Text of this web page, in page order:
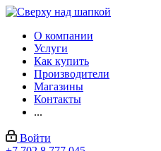
О компании
Услуги
Как купить
Производители
Магазины
Контакты
...
Войти